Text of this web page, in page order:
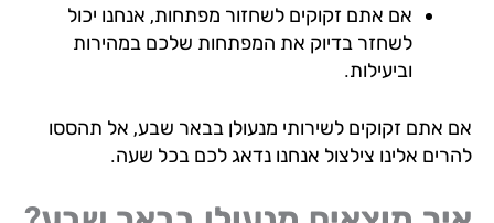
אם אתם זקוקים לשחזור מפתחות, אנחנו יכול
לשחזר בדיוק את המפתחות שלכם במהירות
וביעילות.
אתם זקוקים לשירותי מנעולן בבאר שבע, אל תהססו
אלינו צילצול אנחנו נדאג לכם בכל שעה.